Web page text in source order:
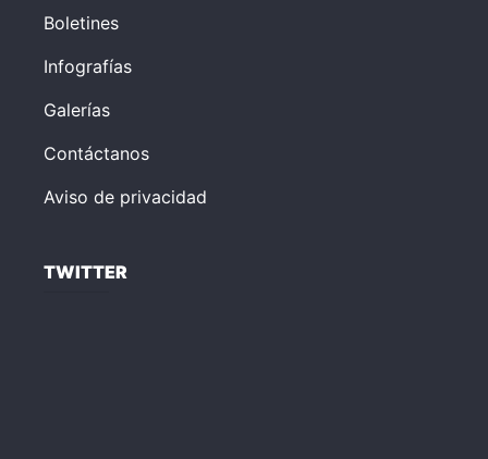
Boletines
Infografías
Galerías
Contáctanos
Aviso de privacidad
TWITTER